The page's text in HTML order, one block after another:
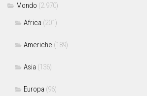
Mondo (2.970)
Africa (201)
Americhe (189)
Asia (136)
Europa (96)